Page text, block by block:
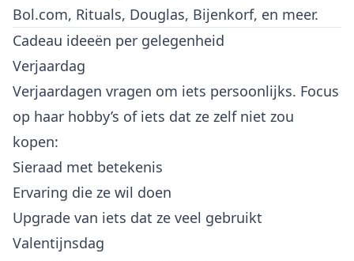
Bol.com, Rituals, Douglas, Bijenkorf, en meer.
Cadeau ideeën per gelegenheid
Verjaardag
Verjaardagen vragen om iets persoonlijks. Focus
op haar hobby’s of iets dat ze zelf niet zou
kopen:
Sieraad met betekenis
Ervaring die ze wil doen
Upgrade van iets dat ze veel gebruikt
Valentijnsdag